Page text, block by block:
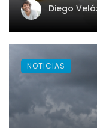
Diego
NOTICIAS